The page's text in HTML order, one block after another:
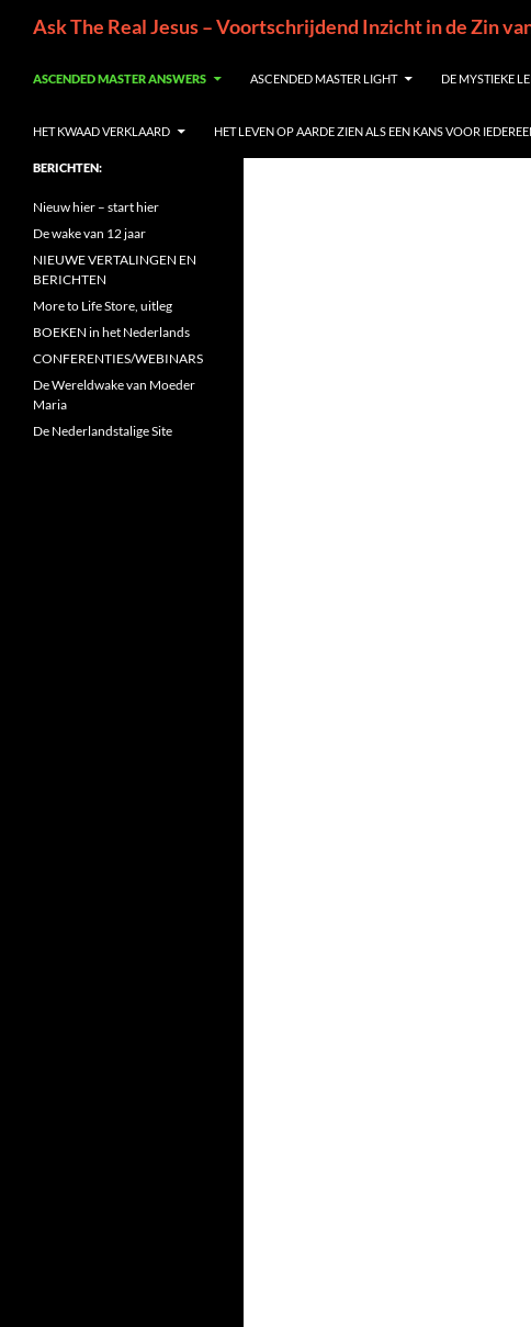
inhoud
Ask The Real Jesus – Voortschrijdend Inzicht in de Zin
ASCENDED MASTER ANSWERS ASCENDED MASTER LIGHT DE MYSTIEKE
HET KWAAD VERKLAARD HET LEVEN OP AARDE ZIEN ALS EEN KANS VOOR
BERICHTEN:
Nieuw hier – start hier
De wake van 12 jaar
NIEUWE VERTALINGEN EN
BERICHTEN
More to Life Store, uitleg
BOEKEN in het Nederlands
CONFERENTIES/WEBINARS
De Wereldwake van Moeder
Maria
De Nederlandstalige Site